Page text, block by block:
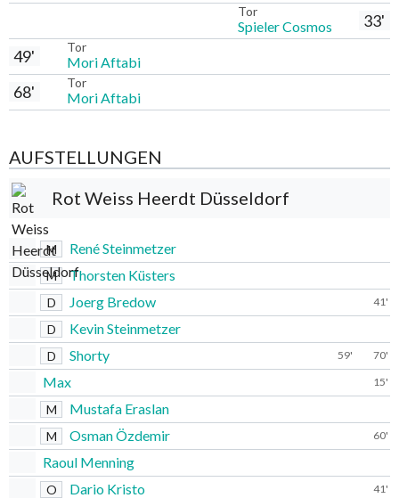
33'
Tor
Spieler Cosmos
Tor
Mori Aftabi
49'
Tor
Mori Aftabi
68'
AUFSTELLUNGEN
Rot Weiss Heerdt Düsseldorf
M René Steinmetzer
M Thorsten Küsters
D Joerg Bredow 41'
D Kevin Steinmetzer
D Shorty 59' 70'
Max 15'
M Mustafa Eraslan
M Osman Özdemir 60'
Raoul Menning
O Dario Kristo 41'